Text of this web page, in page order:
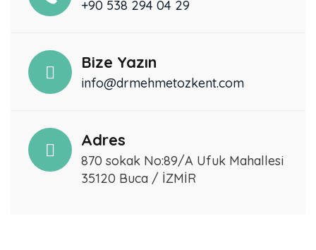
+90 538 294 04 29
Bize Yazın
info@drmehmetozkent.com
Adres
870 sokak No:89/A Ufuk Mahallesi
35120 Buca / İZMİR